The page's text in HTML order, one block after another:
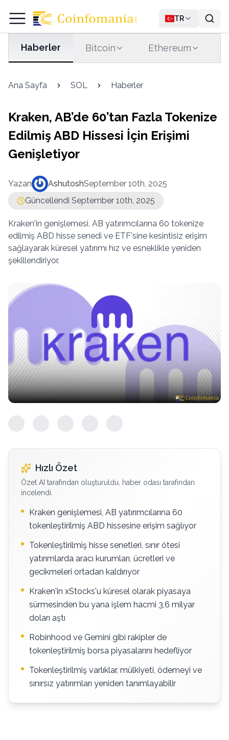
TR
Haberler Bitcoin Ethereum
Ana Sayfa SOL Haberler
Kraken, AB’de 60’tan Fazla Tokenize
Edilmiş ABD Hissesi İçin Erişimi
Genişletiyor
Yazan AshutoshSeptember 10th, 2025
Güncellendi September 10th, 2025
Kraken'in genişlemesi, AB yatırımcılarına 60 tokenize
edilmiş ABD hisse senedi ve ETF'sine kesintisiz erişim
sağlayarak küresel yatırımı hız ve esneklikle yeniden
şekillendiriyor.
Hızlı Özet
Özet AI tarafından oluşturuldu, haber odası tarafından
incelendi.
Kraken genişlemesi, AB yatırımcılarına 60
tokenleştirilmiş ABD hissesine erişim sağlıyor
Tokenleştirilmiş hisse senetleri, sınır ötesi
yatırımlarda aracı kurumları, ücretleri ve
gecikmeleri ortadan kaldırıyor
Kraken'in xStocks'u küresel olarak piyasaya
sürmesinden bu yana işlem hacmi 3,6 milyar
doları aştı
Robinhood ve Gemini gibi rakipler de
tokenleştirilmiş borsa piyasalarını hedefliyor
Tokenleştirilmiş varlıklar, mülkiyeti, ödemeyi ve
sınırsız yatırımları yeniden tanımlayabilir